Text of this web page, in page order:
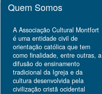
Quem Somos
A Associação Cultural Montfort
é uma entidade civil de
orientação católica que tem
como finalidade, entre outras, a
difusão do ensinamento
tradicional da Igreja e da
cultura desenvolvida pela
civilização cristã ocidental